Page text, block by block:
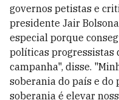
governos petistas e
presidente Jair
especial porque
políticas progressistas
campanha", disse. "
soberania do país e do
soberania é elevar